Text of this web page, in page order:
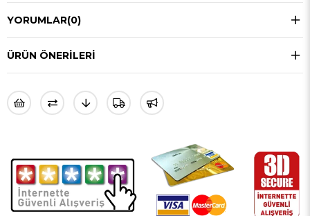
YORUMLAR(0)
ÜRÜN ÖNERILERI